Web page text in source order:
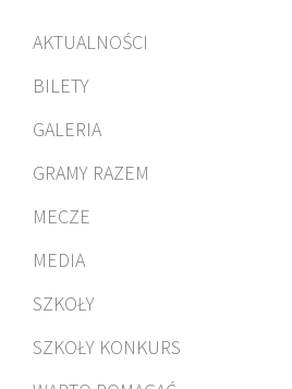
AKTUALNOŚCI
BILETY
GALERIA
GRAMY RAZEM
MECZE
MEDIA
SZKOŁY
SZKOŁY KONKURS